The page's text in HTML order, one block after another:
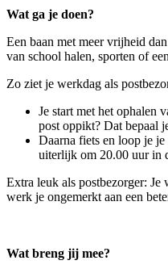
Wat ga je doen?
Een baan met meer vrijheid
van school halen, sporten of
Zo ziet je werkdag als
Je start met het ophalen
post oppikt? Dat bepaal
Daarna fiets en loop je
uiterlijk om 20.00 uur in
Extra leuk als postbezorger:
werk je ongemerkt aan een
Wat breng jij mee?